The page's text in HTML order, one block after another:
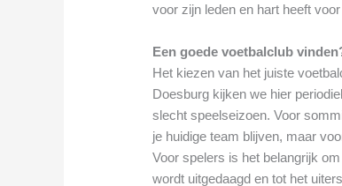
voor zijn leden en hart heeft
Een goede voetbalclub
Het kiezen van het juiste
Doesburg kijken we hier
slecht speelseizoen. Voor
je huidige team blijven, maar
Voor spelers is het belangrijk
wordt uitgedaagd en tot het